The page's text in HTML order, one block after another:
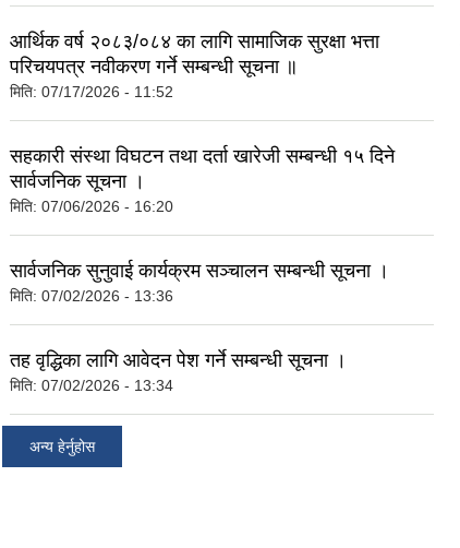
आर्थिक वर्ष २०८३/०८४ का लागि सामाजिक सुरक्षा भत्ता
परिचयपत्र नवीकरण गर्ने सम्बन्धी सूचना ॥
मिति: 07/17/2026 - 11:52
सहकारी संस्था विघटन तथा दर्ता खारेजी सम्बन्धी १५ दिने
सार्वजनिक सूचना ।
मिति: 07/06/2026 - 16:20
सार्वजनिक सुनुवाई कार्यक्रम सञ्चालन सम्बन्धी सूचना ।
मिति: 07/02/2026 - 13:36
तह वृद्धिका लागि आवेदन पेश गर्ने सम्बन्धी सूचना ।
मिति: 07/02/2026 - 13:34
अन्य हेर्नुहोस